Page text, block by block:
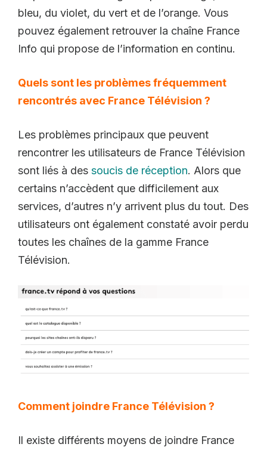
bleu, du violet, du vert et de l’orange. Vous
pouvez également retrouver la chaîne France
Info qui propose de l’information en continu.
Quels sont les problèmes fréquemment
rencontrés avec France Télévision ?
Les problèmes principaux que peuvent
rencontrer les utilisateurs de France Télévision
sont liés à des soucis de réception. Alors que
certains n’accèdent que difficilement aux
services, d’autres n’y arrivent plus du tout. Des
utilisateurs ont également constaté avoir perdu
toutes les chaînes de la gamme France
Télévision.
Comment joindre France Télévision ?
Il existe différents moyens de joindre France